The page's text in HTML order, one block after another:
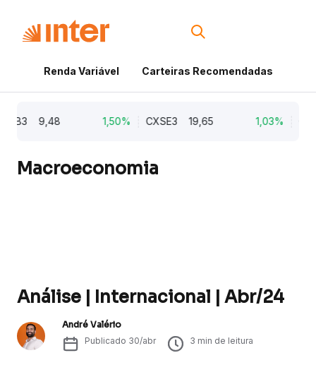
Renda Variável Carteiras Recomendadas
9,48 1,50% CXSE3 19,65 1,03% CYRE3
Macroeconomia
Análise | Internacional | Abr/24
André Valério
Publicado 30/abr 3 min de leitura